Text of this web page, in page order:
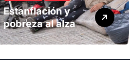
Estanflación y
pobreza al alza